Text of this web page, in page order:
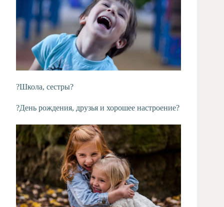
?Школа, сестры?
?День рождения, друзья и хорошее настроение?